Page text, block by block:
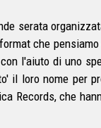
serata
che
l'aiuto di uno
il loro nome per
Records, che